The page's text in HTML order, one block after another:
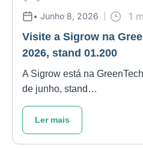
• Junho 8, 2026
1
Visite a Sigrow na
2026, stand 01.200
A Sigrow está na
de junho, stand…
Ler mais